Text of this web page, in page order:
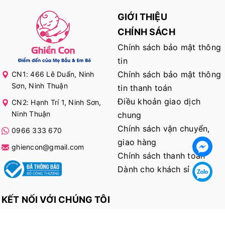
CN1: 466 Lê Duẩn, Ninh
Sơn, Ninh Thuận
CN2: Hạnh Trí 1, Ninh Sơn,
Ninh Thuận
0966 333 670
ghiencon@gmail.com
GIỚI THIỆU
CHÍNH SÁCH
Chính sách bảo mật thông
tin
Chính sách bảo mật thông
tin thanh toán
Điều khoản giao dịch
chung
Chính sách vận chuyển,
giao hàng
Chính sách thanh toán
Dành cho khách sỉ
KẾT NỐI VỚI CHÚNG TÔI